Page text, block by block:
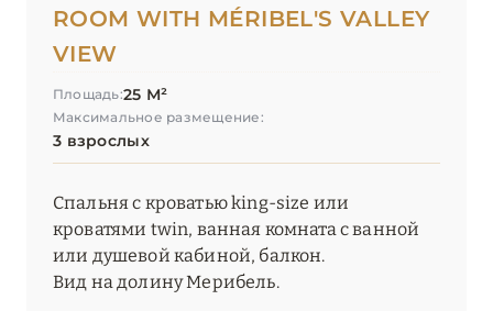
L’Alpaga Megève
La Chaudanne
La Sivolière
Le 1550
Le Blizzard
Le C by Alpine Resorts
Le C Resort
ROOM WITH MÉRIBEL'S VALLEY
VIEW
Площадь:25 М²
Максимальное размещение:
3 взрослых
Спальня с кроватью king-size или
кроватями twin, ванная комната с ванной
или душевой кабиной, балкон.
Вид на долину Мерибель.